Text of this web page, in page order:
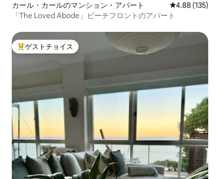
カール・カールのマンション・アパート レビュー135
4.88 (135)
「The Loved Abode」ビーチフロントのアパート
大好評のゲストチョイスです。
ゲストチョイス